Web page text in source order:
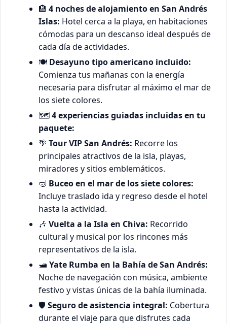
🏨4 noches de alojamiento en San Andrés
Islas: Hotel cerca a la playa, en habitaciones
cómodas para un descanso ideal después de
cada día de actividades.
🍽️ Desayuno tipo americano incluido:
Comienza tus mañanas con la energía
necesaria para disfrutar al máximo el mar de
los siete colores.
🗺️4 experiencias guiadas incluidas en tu
paquete:
🌴Tour VIP San Andrés: Recorre los
principales atractivos de la isla, playas,
miradores y sitios emblemáticos.
🤿 Buceo en el mar de los siete colores:
Incluye traslado ida y regreso desde el hotel
hasta la actividad.
🎶Vuelta a la Isla en Chiva: Recorrido
cultural y musical por los rincones más
representativos de la isla.
🛥️Yate Rumba en la Bahía de San Andrés:
Noche de navegación con música, ambiente
festivo y vistas únicas de la bahía iluminada.
🛡️Seguro de asistencia integral: Cobertura
durante el viaje para que disfrutes cada